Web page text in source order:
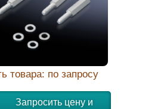
товара: по запросу
Запросить цену и